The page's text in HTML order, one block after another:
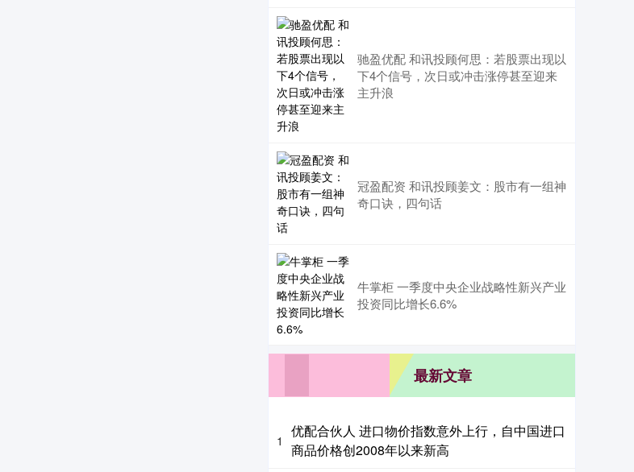
驰盈优配 和讯投顾何思：若股票出现以
下4个信号，次日或冲击涨停甚至迎来
主升浪
冠盈配资 和讯投顾姜文：股市有一组神
奇口诀，四句话
牛掌柜 一季度中央企业战略性新兴产业
投资同比增长6.6%
最新文章
1
优配合伙人 进口物价指数意外上行，自中国进口
商品价格创2008年以来新高